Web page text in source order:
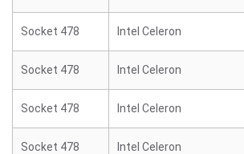
Socket 478 Intel Celeron
Socket 478 Intel Celeron
Socket 478 Intel Celeron
Socket 478 Intel Celeron